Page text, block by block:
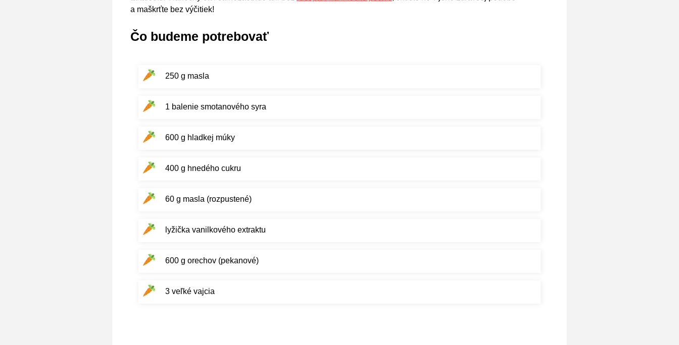
a maškrťte bez výčitiek!
Čo budeme potrebovať
250 g masla
1 balenie smotanového syra
600 g hladkej múky
400 g hnedého cukru
60 g masla (rozpustené)
lyžička vanilkového extraktu
600 g orechov (pekanové)
3 veľké vajcia